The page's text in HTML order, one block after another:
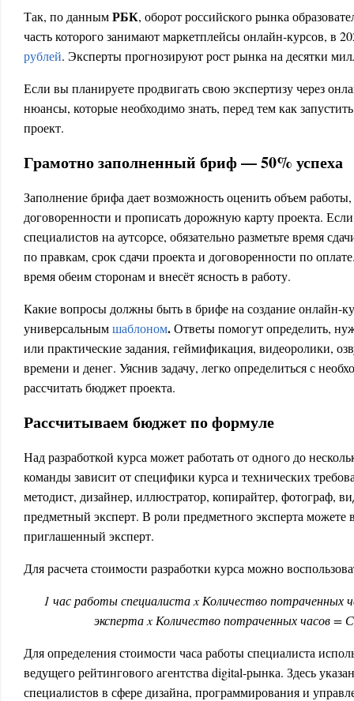
Так, по даннымРБК, оборот российского рынка
часть которого занимают маркетплейсы онлайн-курсов, в
рублей. Эксперты прогнозируют рост рынка на десятки
Если вы планируете продвигать свою экспертизу через
нюансы, которые необходимо знать, перед тем как
проект.
Грамотно заполненный бриф — 50% успеха
Заполнение брифа дает возможность оценить объем работы,
договоренности и прописать дорожную карту проекта.
специалистов на аутсорсе, обязательно разметьте время
по правкам, срок сдачи проекта и договоренности по
время обеим сторонам и внесёт ясность в работу.
Какие вопросы должны быть в брифе на создание онлайн-
универсальнымшаблоном.Ответы помогут определить,
или практические задания, геймификация, видеоролики,
времени и денег. Уяснив задачу, легко определиться с
рассчитать бюджет проекта.
Рассчитываем бюджет по формуле
Над разработкой курса может работать от одного до
команды зависит от специфики курса и технических
методист, дизайнер, иллюстратор, копирайтер, фотограф,
предметный эксперт. В роли предметного эксперта можете
приглашенный эксперт.
Для расчета стоимости разработки курса можно
1 час работы специалиста x Количество потраченных
эксперта x Количество потраченных часов =
Для определения стоимости часа работы специалиста
ведущего рейтингового агентства digital-рынка. Здесь
специалистов в сфере дизайна, программирования и